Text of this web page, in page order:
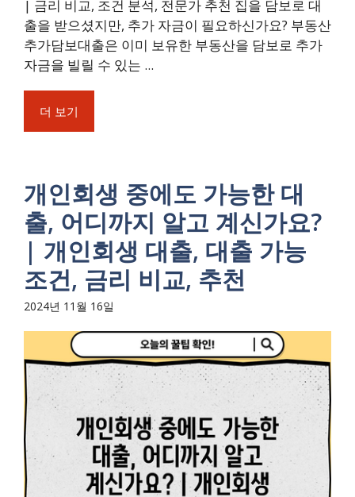
| 금리 비교, 조건 분석, 전문가 추천 집을 담보로 대
출을 받으셨지만, 추가 자금이 필요하신가요? 부동산
추가담보대출은 이미 보유한 부동산을 담보로 추가
자금을 빌릴 수 있는 ...
더 보기
개인회생 중에도 가능한 대
출, 어디까지 알고 계신가요?
| 개인회생 대출, 대출 가능
조건, 금리 비교, 추천
2024년 11월 16일